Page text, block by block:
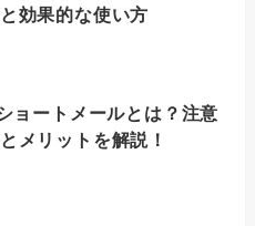
効果的な使い方
ョートメールとは？注意
メリットを解説！